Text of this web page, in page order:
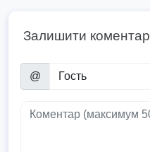
Залишити коментар
@